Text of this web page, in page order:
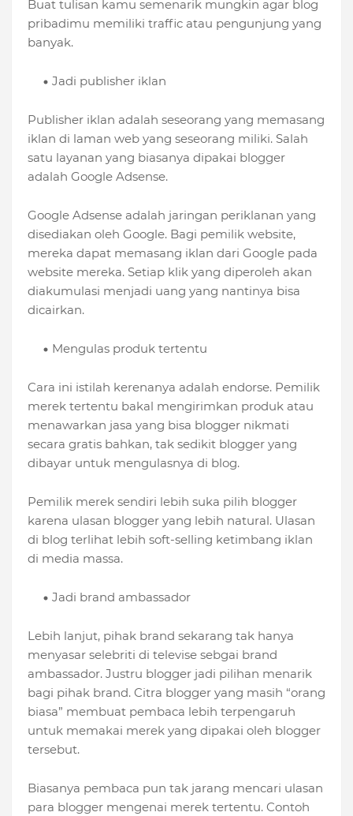
Buat tulisan kamu semenarik mungkin agar blog
pribadimu memiliki traffic atau pengunjung yang
banyak.
Jadi publisher iklan
Publisher iklan adalah seseorang yang memasang
iklan di laman web yang seseorang miliki. Salah
satu layanan yang biasanya dipakai blogger
adalah Google Adsense.
Google Adsense adalah jaringan periklanan yang
disediakan oleh Google. Bagi pemilik website,
mereka dapat memasang iklan dari Google pada
website mereka. Setiap klik yang diperoleh akan
diakumulasi menjadi uang yang nantinya bisa
dicairkan.
Mengulas produk tertentu
Cara ini istilah kerenanya adalah endorse. Pemilik
merek tertentu bakal mengirimkan produk atau
menawarkan jasa yang bisa blogger nikmati
secara gratis bahkan, tak sedikit blogger yang
dibayar untuk mengulasnya di blog.
Pemilik merek sendiri lebih suka pilih blogger
karena ulasan blogger yang lebih natural. Ulasan
di blog terlihat lebih soft-selling ketimbang iklan
di media massa.
Jadi brand ambassador
Lebih lanjut, pihak brand sekarang tak hanya
menyasar selebriti di televise sebgai brand
ambassador. Justru blogger jadi pilihan menarik
bagi pihak brand. Citra blogger yang masih “orang
biasa” membuat pembaca lebih terpengaruh
untuk memakai merek yang dipakai oleh blogger
tersebut.
Biasanya pembaca pun tak jarang mencari ulasan
para blogger mengenai merek tertentu. Contoh